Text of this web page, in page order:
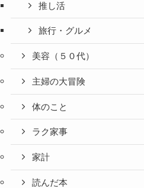
推し活
旅行・グルメ
美容（５０代）
主婦の大冒険
体のこと
ラク家事
家計
読んだ本